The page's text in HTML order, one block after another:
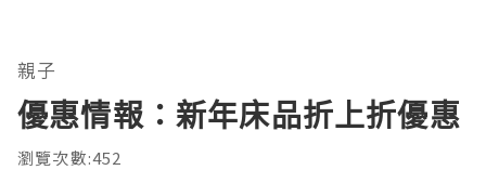
親子
優惠情報：新年床品折上折優惠
瀏覽次數:452